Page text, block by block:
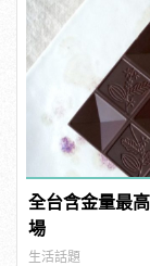
全台含金量最
場
生活話題